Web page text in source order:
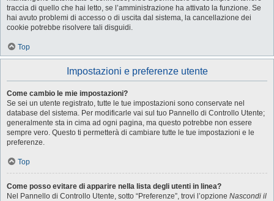
traccia di quello che hai letto, se l’amministrazione ha attivato la funzione. Se
hai avuto problemi di accesso o di uscita dal sistema, la cancellazione dei
cookie potrebbe risolvere tali disguidi.
Top
Impostazioni e preferenze utente
Come cambio le mie impostazioni?
Se sei un utente registrato, tutte le tue impostazioni sono conservate nel
database del sistema. Per modificarle vai sul tuo Pannello di Controllo Utente;
generalmente sta in cima ad ogni pagina, ma questo potrebbe non essere
sempre vero. Questo ti permetterà di cambiare tutte le tue impostazioni e le
preferenze.
Top
Come posso evitare di apparire nella lista degli utenti in linea?
Nel Pannello di Controllo Utente, sotto “Preferenze”, trovi l’opzione Nascondi il